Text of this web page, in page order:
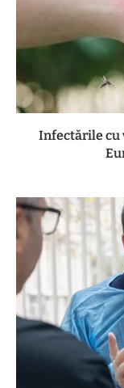
Infectările cu